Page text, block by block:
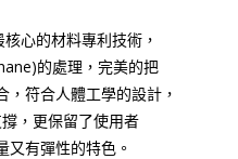
心的材料專利技術，
的處理，完美的把
符合人體工學的設計，
，更保留了使用者
又有彈性的特色。